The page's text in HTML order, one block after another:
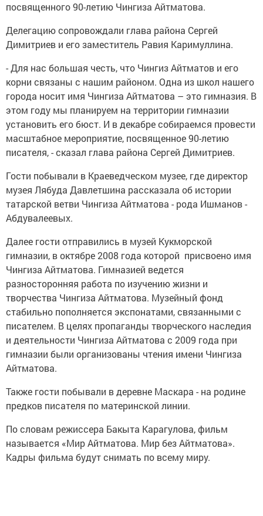
посвященного 90-летию Чингиза Айтматова.
Делегацию сопровождали глава района Сергей
Димитриев и его заместитель Равия Каримуллина.
- Для нас большая честь, что Чингиз Айтматов и его
корни связаны с нашим районом. Одна из школ нашего
города носит имя Чингиза Айтматова – это гимназия. В
этом году мы планируем на территории гимназии
установить его бюст. И в декабре собираемся провести
масштабное мероприятие, посвященное 90-летию
писателя, - сказал глава района Сергей Димитриев.
Гости побывали в Краеведческом музее, где директор
музея Лябуда Давлетшина рассказала об истории
татарской ветви Чингиза Айтматова - рода Ишманов -
Абдувалеевых.
Далее гости отправились в музей Кукморской
гимназии, в октябре 2008 года которой присвоено имя
Чингиза Айтматова. Гимназией ведется
разносторонняя работа по изучению жизни и
творчества Чингиза Айтматова. Музейный фонд
стабильно пополняется экспонатами, связанными с
писателем. В целях пропаганды творческого наследия
и деятельности Чингиза Айтматова с 2009 года при
гимназии были организованы чтения имени Чингиза
Айтматова.
Также гости побывали в деревне Маскара - на родине
предков писателя по материнской линии.
По словам режиссера Бакыта Карагулова, фильм
называется «Мир Айтматова. Мир без Айтматова».
Кадры фильма будут снимать по всему миру.